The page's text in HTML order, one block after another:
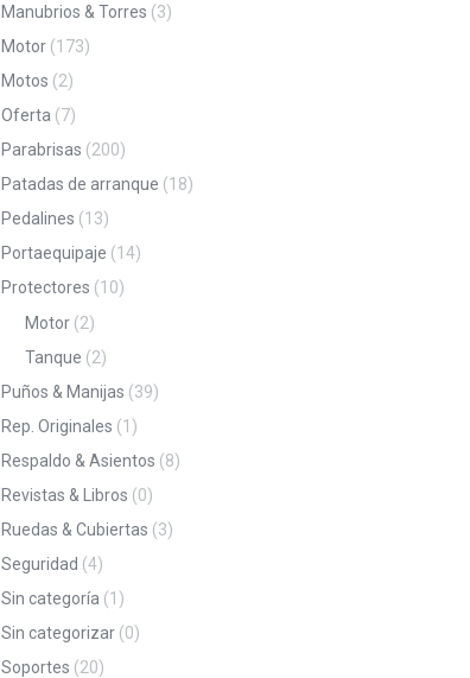
Manubrios & Torres (3)
Motor (173)
Motos (2)
Oferta (7)
Parabrisas (200)
Patadas de arranque (18)
Pedalines (13)
Portaequipaje (14)
Protectores (10)
Motor (2)
Tanque (2)
Puños & Manijas (39)
Rep. Originales (1)
Respaldo & Asientos (8)
Revistas & Libros (0)
Ruedas & Cubiertas (3)
Seguridad (4)
Sin categoría (1)
Sin categorizar (0)
Soportes (20)